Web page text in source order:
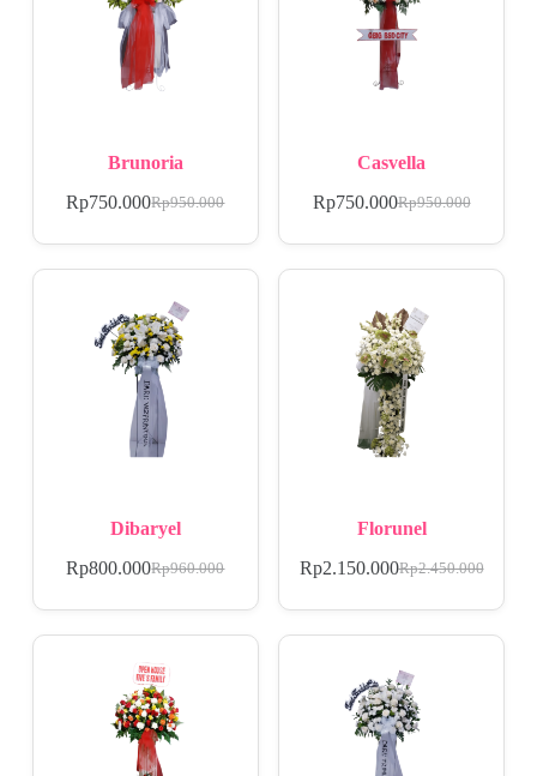
Brunoria
Rp950.000
Rp750.000
Casvella
Rp950.000
Rp750.000
Dibaryel
Rp960.000
Rp800.000
Florunel
Rp2.450.000
Rp2.150.000